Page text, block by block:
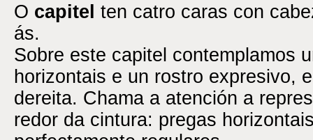
O capitel ten catro caras con
ás.
Sobre este capitel contemplamos
horizontais e un rostro expresivo,
dereita. Chama a atención a
redor da cintura: pregas